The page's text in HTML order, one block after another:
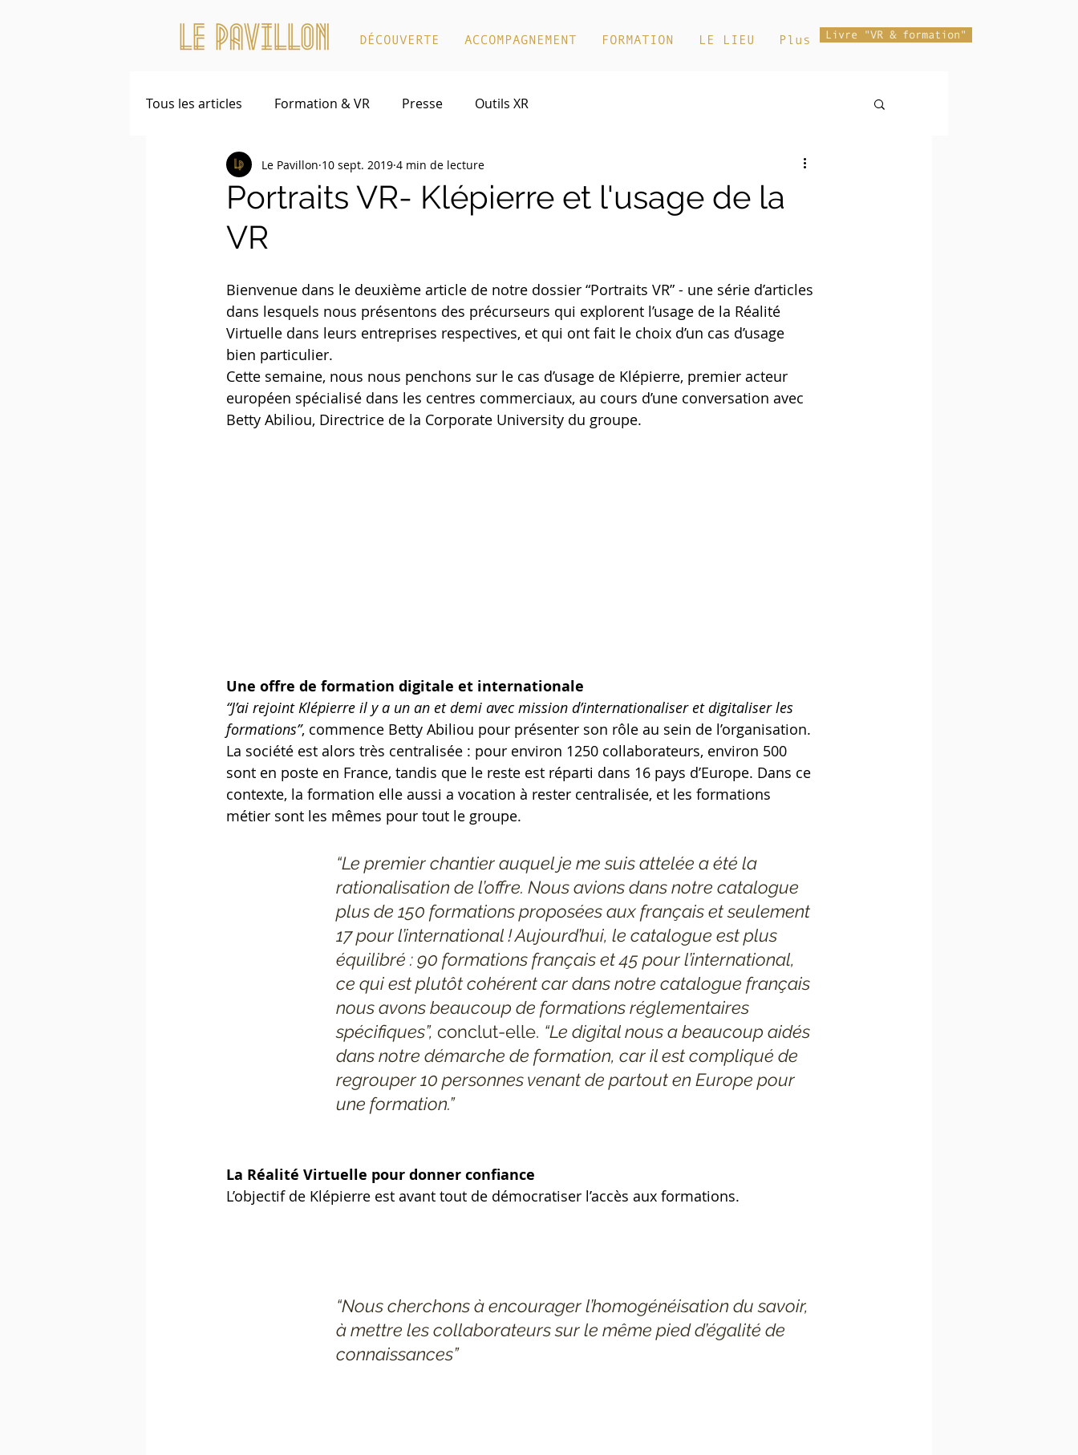
DÉCOUVERTE ACCOMPAGNEMENT FORMATION LE LIEU Plus Livre "VR & formation"
Tous les articles Formation & VR Presse Outils XR
Portraits VR- Klépierre et l'usage de la
VR
Le Pavillon 10 sept. 2019 4 min de lecture
Bienvenue dans le deuxième article de notre dossier “Portraits VR” - une série d’articles
dans lesquels nous présentons des précurseurs qui explorent l’usage de la Réalité
Virtuelle dans leurs entreprises respectives, et qui ont fait le choix d’un cas d’usage
bien particulier.
Cette semaine, nous nous penchons sur le cas d’usage de Klépierre, premier acteur
européen spécialisé dans les centres commerciaux, au cours d’une conversation avec
Betty Abiliou, Directrice de la Corporate University du groupe.
Une offre de formation digitale et internationale
“J’ai rejoint Klépierre il y a un an et demi avec mission d’internationaliser et digitaliser les
formations”, commence Betty Abiliou pour présenter son rôle au sein de l’organisation.
La société est alors très centralisée : pour environ 1250 collaborateurs, environ 500
sont en poste en France, tandis que le reste est réparti dans 16 pays d’Europe. Dans ce
contexte, la formation elle aussi a vocation à rester centralisée, et les formations
métier sont les mêmes pour tout le groupe.
“Le premier chantier auquel je me suis attelée a été la
rationalisation de l’offre. Nous avions dans notre catalogue
plus de 150 formations proposées aux français et seulement
17 pour l’international ! Aujourd’hui, le catalogue est plus
équilibré : 90 formations français et 45 pour l’international,
ce qui est plutôt cohérent car dans notre catalogue français
nous avons beaucoup de formations réglementaires
spécifiques”, conclut-elle. “Le digital nous a beaucoup aidés
dans notre démarche de formation, car il est compliqué de
regrouper 10 personnes venant de partout en Europe pour
une formation.”
La Réalité Virtuelle pour donner confiance
L’objectif de Klépierre est avant tout de démocratiser l’accès aux formations.
“Nous cherchons à encourager l’homogénéisation du savoir,
à mettre les collaborateurs sur le même pied d’égalité de
connaissances”